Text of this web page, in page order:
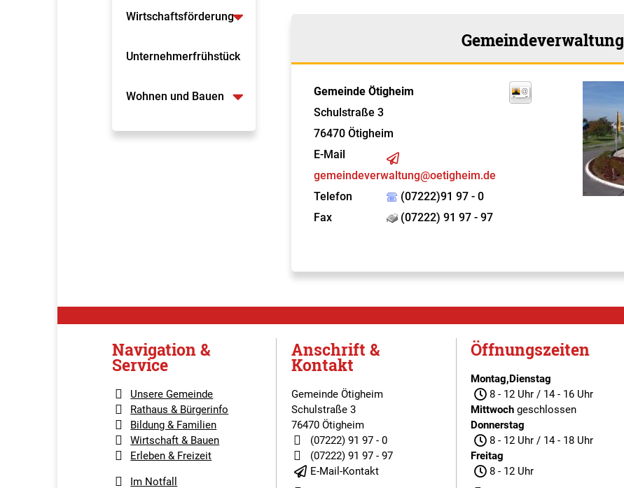
Wirtschaftsförderung
Unternehmerfrühstück
Wohnen und Bauen
Gemeindeverwaltung
Gemeinde Ötigheim
Schulstraße 3
76470 Ötigheim
E-Mail
gemeindeverwaltung@oetigheim.de
Telefon
(07222)91 97 - 0
Fax
(07222) 91 97 - 97
Navigation &
Service
Unsere Gemeinde
Rathaus & Bürgerinfo
Bildung & Familien
Wirtschaft & Bauen
Erleben & Freizeit
Im Notfall
Anschrift &
Kontakt
Gemeinde Ötigheim
Schulstraße 3
76470 Ötigheim
(07222) 91 97 - 0
(07222) 91 97 - 97
E-Mail-Kontakt
Öffnungszeiten
Montag,Dienstag
8 - 12 Uhr / 14 - 16 Uhr
Mittwoch geschlossen
Donnerstag
8 - 12 Uhr / 14 - 18 Uhr
Freitag
8 - 12 Uhr